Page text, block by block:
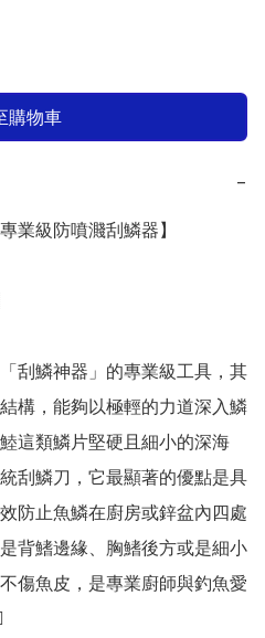
購物車
−
業級防噴濺刮鱗器】
刮鱗神器」的專業級工具，其
構，能夠以極輕的力道深入鱗
這類鱗片堅硬且細小的深海
刮鱗刀，它最顯著的優點是具
防止魚鱗在廚房或鋅盆內四處
背鰭邊緣、胸鰭後方或是細小
傷魚皮，是專業廚師與釣魚愛